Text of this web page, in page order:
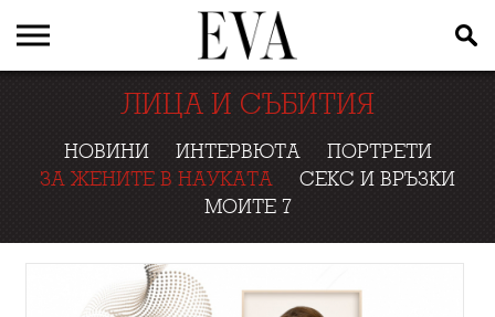
ЛИЦА И СЪБИТИЯ
НОВИНИ ИНТЕРВЮТА
ПОРТРЕТИ
ЗА ЖЕНИТЕ В НАУКАТА
СЕКС И ВРЪЗКИ
МОИТЕ 7